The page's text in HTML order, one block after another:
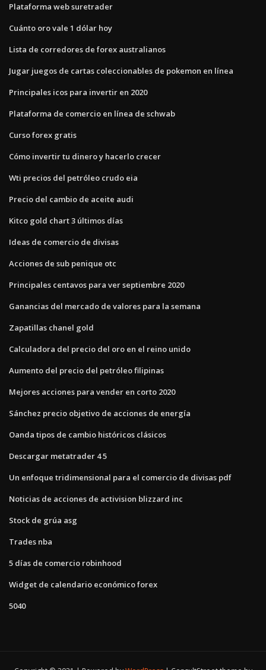
Plataforma web suretrader
Cuánto oro vale 1 dólar hoy
Lista de corredores de forex australianos
Jugar juegos de cartas coleccionables de pokemon en línea
Principales icos para invertir en 2020
Plataforma de comercio en línea de schwab
Curso forex gratis
Cómo invertir tu dinero y hacerlo crecer
Wti precios del petróleo crudo eia
Precio del cambio de aceite audi
Kitco gold chart 3 últimos días
Ideas de comercio de divisas
Acciones de sub penique otc
Principales centavos para ver septiembre 2020
Ganancias del mercado de valores para la semana
Zapatillas chanel gold
Calculadora del precio del oro en el reino unido
Aumento del precio del petróleo filipinas
Mejores acciones para vender en corto 2020
Sánchez precio objetivo de acciones de energía
Oanda tipos de cambio históricos clásicos
Descargar metatrader 4 5
Un enfoque tridimensional para el comercio de divisas pdf
Noticias de acciones de activision blizzard inc
Stock de grúa asg
Trades nba
5 días de comercio robinhood
Widget de calendario económico forex
5040